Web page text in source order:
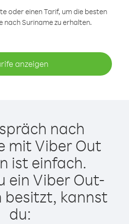
oder einen Tarif, um die besten
nach Suriname zu erhalten.
anzeigen
nach
mit Viber Out
ist einfach.
ein Viber Out-
besitzt, kannst
du: